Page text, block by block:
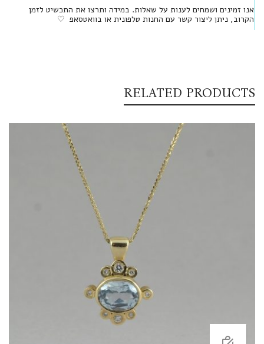
אנו זמינים ושמחים לענות על שאלות. במידה ותרצו את התכשיט לזמן
הקרוב, ניתן ליצור קשר עם החנות טלפונית או בוואטסאפ ♡
RELATED PRODUCTS